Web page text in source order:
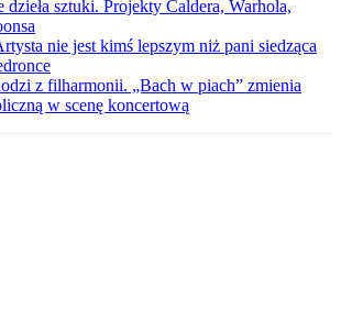
dzieła sztuki. Projekty Caldera, Warhola,
nie jest kimś lepszym niż pani siedząca
z filharmonii. „Bach w piach” zmienia
w scenę koncertową